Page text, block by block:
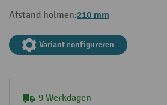
Afstand holmen:210 mm
Variant configureren
9 Werkdagen